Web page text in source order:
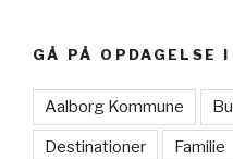
GÅ PÅ OPDAGELSE
Aalborg Kommune
Destinationer Familie